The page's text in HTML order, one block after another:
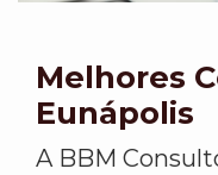
Melhores
Eunápolis
A BBM